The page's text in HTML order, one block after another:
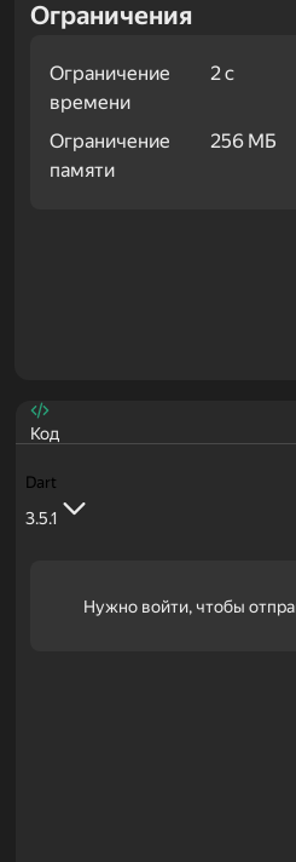
Ограничения
Ограничение
времени
2 с
Ограничение
памяти
256 МБ
Код
Dart
3.5.1
Нужно войти, чтобы